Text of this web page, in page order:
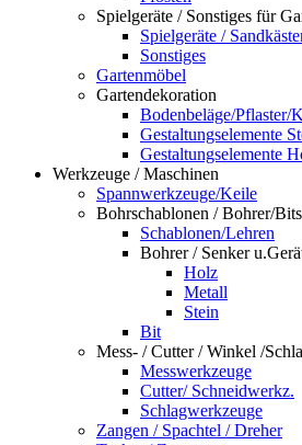
Spielgeräte / Sonstiges für
Spielgeräte /
Sonstiges
Gartenmöbel
Gartendekoration
Bodenbeläge/Pflaster/
Gestaltungselemente
Gestaltungselemente
Werkzeuge / Maschinen
Spannwerkzeuge/Keile
Bohrschablonen / Bohrer/Bits
Schablonen/Lehren
Bohrer / Senker
Holz
Metall
Stein
Bit
Mess- / Cutter / Winkel /
Messwerkzeuge
Cutter/ Schneidwerkz.
Schlagwerkzeuge
Zangen / Spachtel / Dreher